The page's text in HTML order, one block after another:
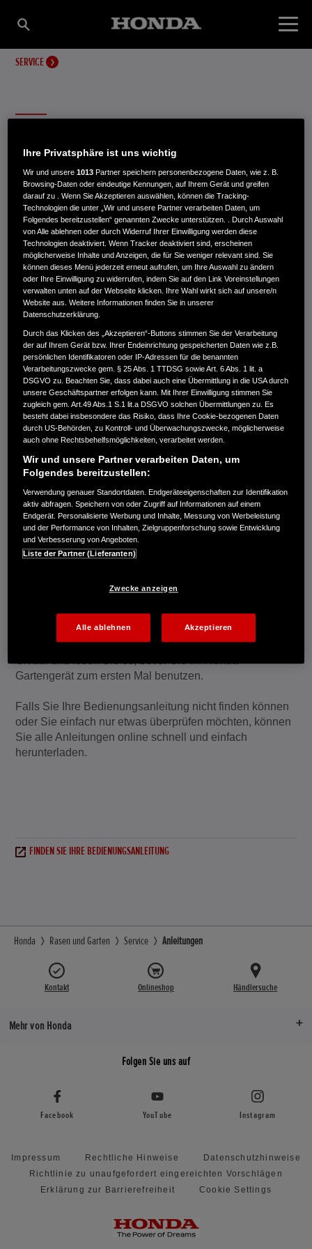
SERVICE
ANLEITUNGEN
Sie haben Ihr Gartengerät ausgewählt, aber das ist noch
nicht alles.
Bedienungsanleitungen
Es gibt viel über Ihr neues Produkt zu erfahren. Sie
Ihrem Produkt geliefert wird.
Merkmale, Funktionen und grundlegende
Instandhaltungsverfahren, wichtige und nützliche
Informationen. Bewahren Sie es also an einem sicheren
Gartengerät zum ersten Mal benutzen.
Falls Sie Ihre Bedienungsanleitung nicht finden können
oder Sie einfach nur etwas überprüfen möchten, können
Sie alle Anleitungen online schnell und einfach
herunterladen.
FINDEN SIE IHRE BEDIENUNGSANLEITUNG
Honda Rasen und Garten Service Anleitungen
Kontakt Onlineshop Händlersuche
Mehr von Honda
Folgen Sie uns auf
Facebook YouTube Instagram
Impressum Rechtliche Hinweise
Datenschutzhinweise
Richtlinie zu unaufgefordert eingereichten Vorschlägen
Erklärung zur Barrierefreiheit
Cookie Settings
Ihre Privatsphäre ist uns wichtig
Wir und unsere1013 Partner speichern personenbezogene Daten, wie z. B.
Browsing-Daten oder eindeutige Kennungen, auf Ihrem Gerät und greifen
darauf zu . Wenn Sie Akzeptieren auswählen, können die Tracking-
Technologien die unter „Wir und unsere Partner verarbeiten Daten, um
Folgendes bereitzustellen“ genannten Zwecke unterstützen. . Durch Auswahl
von Alle ablehnen oder durch Widerruf Ihrer Einwilligung werden diese
Technologien deaktiviert. Wenn Tracker deaktiviert sind, erscheinen
möglicherweise Inhalte und Anzeigen, die für Sie weniger relevant sind. Sie
können dieses Menü jederzeit erneut aufrufen, um Ihre Auswahl zu ändern
oder Ihre Einwilligung zu widerrufen, indem Sie auf den Link Voreinstellungen
verwalten unten auf der Webseite klicken. Ihre Wahl wirkt sich auf unsere/n
Website aus. Weitere Informationen finden Sie in unserer
Datenschutzerklärung.
Durch das Klicken des „Akzeptieren“-Buttons stimmen Sie der Verarbeitung
der auf Ihrem Gerät bzw. Ihrer Endeinrichtung gespeicherten Daten wie z.B.
persönlichen Identifikatoren oder IP-Adressen für die benannten
Verarbeitungszwecke gem. § 25 Abs. 1 TTDSG sowie Art. 6 Abs. 1 lit. a
DSGVO zu. Beachten Sie, dass dabei auch eine Übermittlung in die USA durch
unsere Geschäftspartner erfolgen kann. Mit Ihrer Einwilligung stimmen Sie
zugleich gem. Art.49 Abs.1 S.1 lit.a DSGVO solchen Übermittlungen zu. Es
besteht dabei insbesondere das Risiko, dass Ihre Cookie-bezogenen Daten
durch US-Behörden, zu Kontroll- und Überwachungszwecke, möglicherweise
auch ohne Rechtsbehelfsmöglichkeiten, verarbeitet werden.
Wir und unsere Partner verarbeiten Daten, um
Folgendes bereitzustellen:
Verwendung genauer Standortdaten. Endgeräteeigenschaften zur Identifikation
aktiv abfragen. Speichern von oder Zugriff auf Informationen auf einem
Endgerät. Personalisierte Werbung und Inhalte, Messung von Werbeleistung
und der Performance von Inhalten, Zielgruppenforschung sowie Entwicklung
und Verbesserung von Angeboten.
Liste der Partner (Lieferanten)
Zwecke anzeigen
Alle ablehnen Akzeptieren